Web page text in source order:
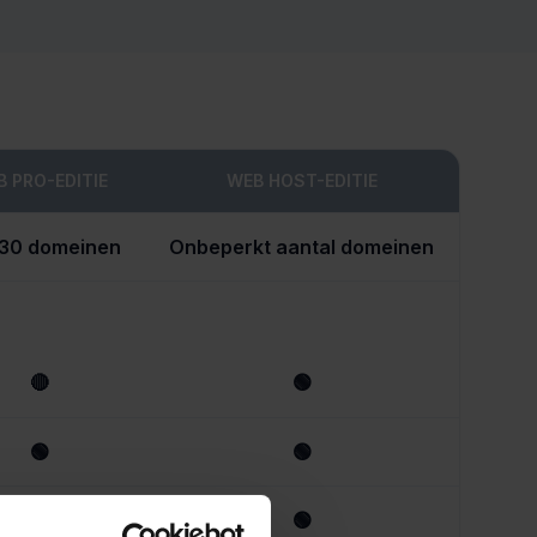
PRO-EDITIE WEB HOST-EDITIE
domeinen Onbeperkt aantal domeinen
🔴 🟢
🟢 🟢
🟢